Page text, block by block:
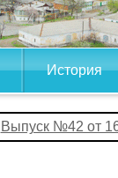
История
Выпуск №42 от